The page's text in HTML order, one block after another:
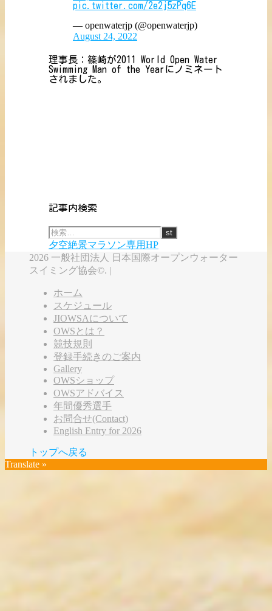
pic.twitter.com/2e2j5zPq6E
— openwaterjp (@openwaterjp)
August 24, 2022
理事長：篠崎が2011 World Open Water
Swimming Man of the Yearにノミネート
されました。
記事内検索
夕空絶景マラソン専用HP
2026 一般社団法人 日本国際オープンウォーター
スイミング協会©. |
ホーム
スケジュール
JIOWSAについて
OWSとは？
競技規則
登録手続きのご案内
Gallery
OWSショップ
OWSアドバイス
年間優秀選手
お問合せ(Contact)
English Entry for 2026
トップへ戻る
Translate »